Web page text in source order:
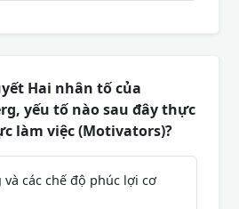
Hai nhân tố của
yếu tố nào sau đây thực
làm việc (Motivators)?
các chế độ phúc lợi cơ